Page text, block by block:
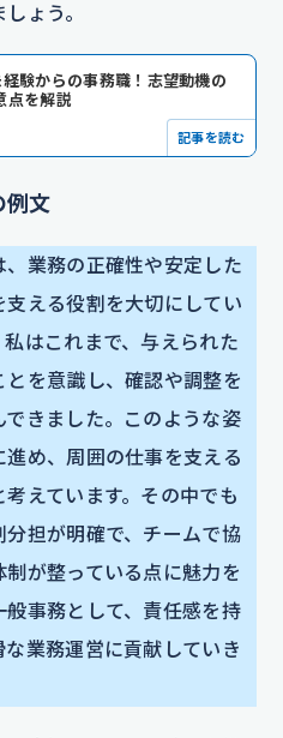
ょう。
経験からの事務職！志望動機の
点を解説
記事を読む
例文
業務の正確性や安定した
える役割を大切にしてい
はこれまで、与えられた
を意識し、確認や調整を
きました。このような姿
め、周囲の仕事を支える
えています。その中でも
担が明確で、チームで協
が整っている点に魅力を
事務として、責任感を持
業務運営に貢献していき